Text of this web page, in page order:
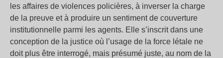
les affaires de violences policières, à inverser la charge
de la preuve et à produire un sentiment de couverture
institutionnelle parmi les agents. Elle s’inscrit dans une
conception de la justice où l’usage de la force létale ne
doit plus être interrogé, mais présumé juste, au nom de la